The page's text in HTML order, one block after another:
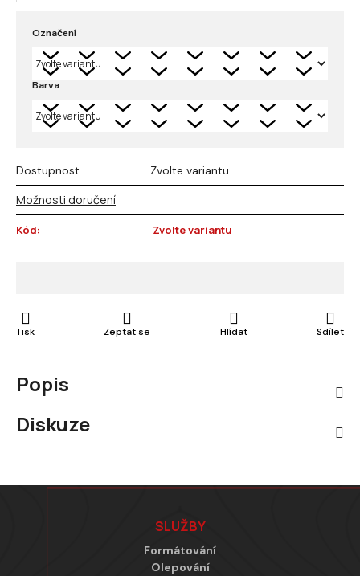
Označení
Barva
Dostupnost Zvolte variantu
Možnosti doručení
Kód: Zvolte variantu
Tisk Zeptat se Hlídat Sdílet
Popis
Diskuze
Zápatí
SLUŽBY
Formátování
Olepování